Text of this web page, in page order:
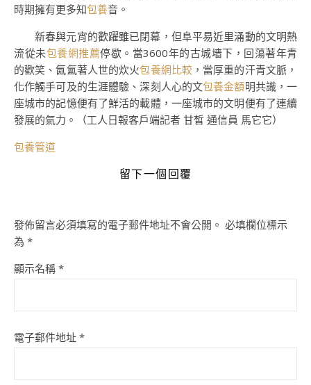
時期擁有更多知包養音。
新春與元宵的歡躍雖已閉幕，但阜平易近里涌動的文明熱
流從未包養網推薦停歇。當3600年的古城墻下，回蕩著年青
的歡笑、氤氳著人世的炊火包養網比較，當厚重的汗青文脈，
化作觸手可及的生涯體驗、深刻人心的文包養金額明共識，一
座城市的記憶便有了鮮活的載體，一座城市的文明便有了連續
發展的氣力。（工人日報客戶端記者 甘皙 通信員 馬它它）
包養管道
留下一個回覆
發佈留言必須填寫的電子郵件地址不會公開。 必填欄位標示
為 *
顯示名稱 *
電子郵件地址 *